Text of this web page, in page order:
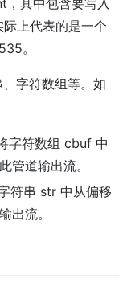
其中包含要写入
上代表的是一个
。
字符数组等。如
符数组 cbuf 中
管道输出流。
串 str 中从偏移
出流。